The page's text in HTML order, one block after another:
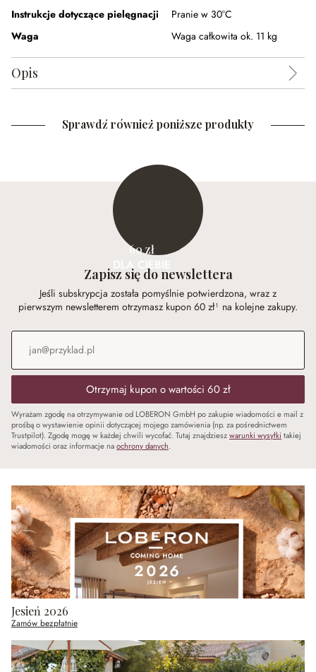
Instrukcje dotyczące pielęgnacji
Pranie w 30°C
Waga
Waga całkowita ok. 11 kg
Opis
Sprawdź również poniższe produkty
60 zł
DLA CIEBIE
Zapisz się do newslettera
Jeśli subskrypcja została pomyślnie potwierdzona, wraz z
pierwszym newsletterem otrzymasz kupon 60 zł¹ na kolejne zakupy.
Adres e-mail
Otrzymaj kupon o wartości 60 zł
Wyrażam zgodę na otrzymywanie od LOBERON GmbH po zakupie wiadomości e mail z
prośbą o wystawienie opinii dotyczącej mojego zamówienia (np. za pośrednictwem
Trustpilot). Zgodę mogę w każdej chwili wycofać. Tutaj znajdzieszwarunki wysyłki takiej
wiadomości oraz informacje naochrony danych.
Jesień 2026
Zamów bezpłatnie